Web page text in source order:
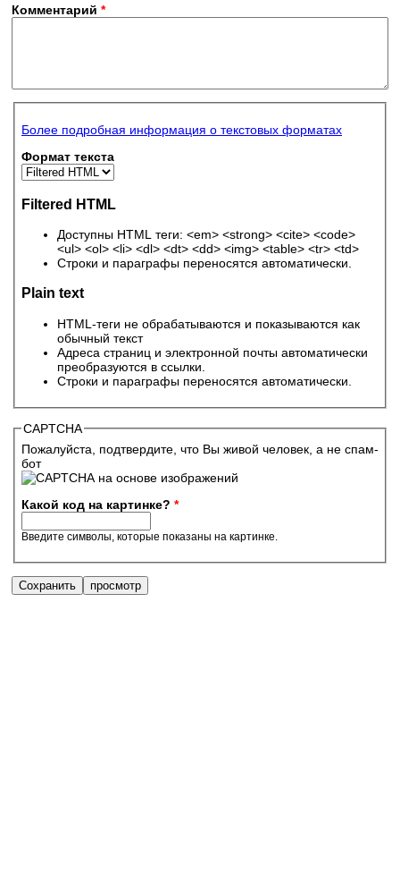
Комментарий *
Более подробная информация о текстовых форматах
Формат текста
Filtered HTML
Доступны HTML теги: <em> <strong> <cite> <code>
<ul> <ol> <li> <dl> <dt> <dd> <img> <table> <tr> <td>
Строки и параграфы переносятся автоматически.
Plain text
HTML-теги не обрабатываются и показываются как
обычный текст
Адреса страниц и электронной почты автоматически
преобразуются в ссылки.
Строки и параграфы переносятся автоматически.
CAPTCHA
Пожалуйста, подтвердите, что Вы живой человек, а не спам-
бот
Какой код на картинке? *
Введите символы, которые показаны на картинке.